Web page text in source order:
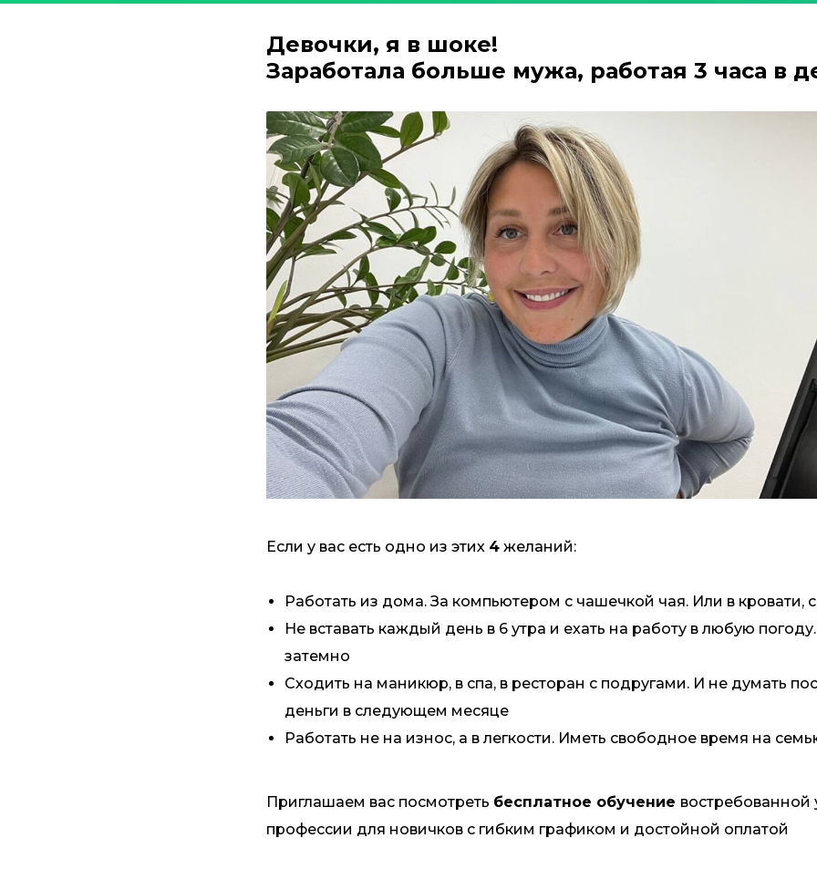
Девочки, я в шоке!
Заработала больше мужа, работая 3 часа в
Если у вас есть одно из этих 4 желаний:
Работать из дома. За компьютером с чашечкой чая. Или в кровати,
Не вставать каждый день в 6 утра и ехать на работу в любую
затемно
Сходить на маникюр, в спа, в ресторан с подругами. И не думать
деньги в следующем месяце
Работать не на износ, а в легкости. Иметь свободное время на
Приглашаем вас посмотреть бесплатное обучение востребованной
профессии для новичков с гибким графиком и достойной оплатой